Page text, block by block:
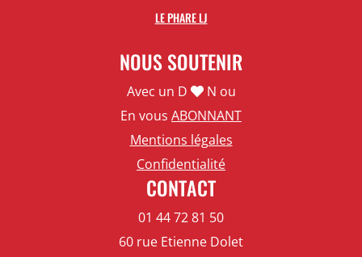
LE PHARE LJ
NOUS SOUTENIR
Avec un D
N ou
En vous ABONNANT
Mentions légales
Confidentialité
CONTACT
01 44 72 81 50
60 rue Etienne Dolet